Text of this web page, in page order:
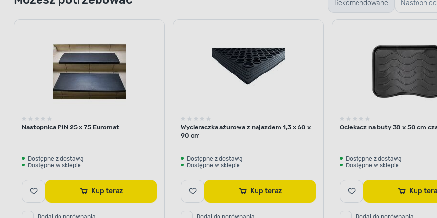
Rekomendowane Nastopnice
Nastopnica PIN 25 x 75 Euromat
Dostępne z dostawą
Dostępne w sklepie
Kup teraz
Dodaj do porównania
Wycieraczka ażurowa z najazdem 1,3 x 60 x
90 cm
Dostępne z dostawą
Dostępne w sklepie
Kup teraz
Dodaj do porównania
Ociekacz na buty 38 x 50 cm
Dostępne z dostawą
Dostępne w sklepie
Kup
Dodaj do porównania